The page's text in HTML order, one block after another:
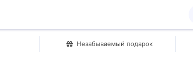
Незабываемый подарок